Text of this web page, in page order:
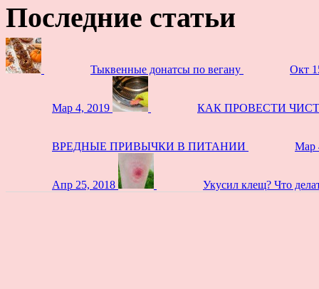
Последние статьи
Тыквенные донатсы по вегану Окт
Мар 4, 2019 КАК ПРОВЕСТИ
ВРЕДНЫЕ ПРИВЫЧКИ В ПИТАНИИ Мар
Апр 25, 2018 Укусил клещ? Что